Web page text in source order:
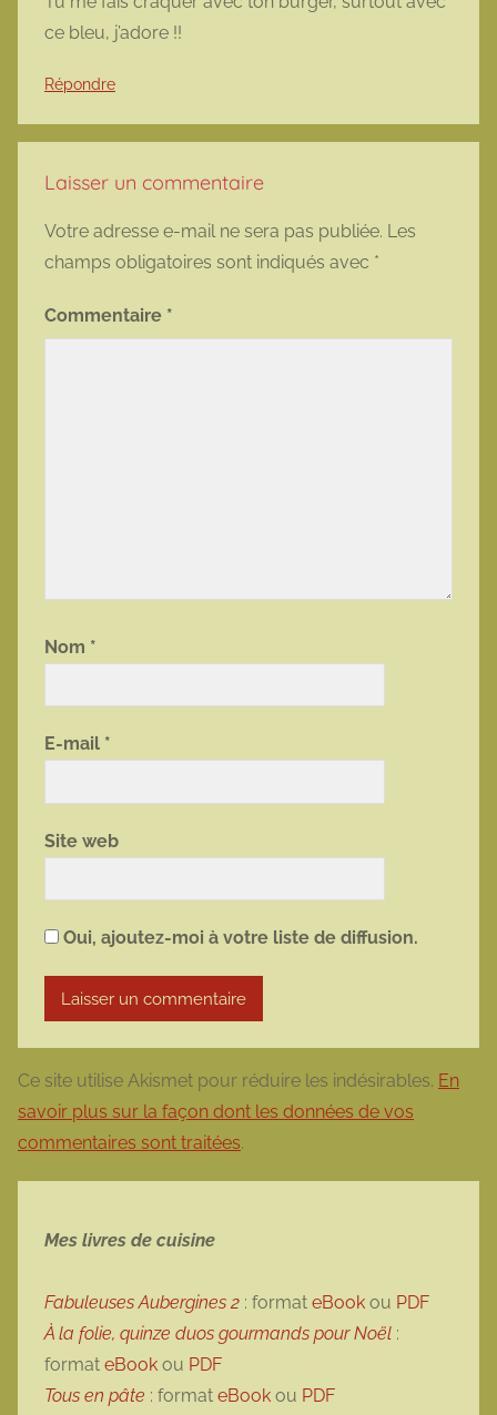
ce bleu, j’adore !!
Répondre
Laisser un commentaire
Votre adresse e-mail ne sera pas publiée. Les
champs obligatoires sont indiqués avec *
Commentaire *
Nom *
E-mail *
Site web
Oui, ajoutez-moi à votre liste de diffusion.
Ce site utilise Akismet pour réduire les indésirables. En
savoir plus sur la façon dont les données de vos
commentaires sont traitées.
Mes livres de cuisine
Fabuleuses Aubergines 2 : format eBook ou PDF
À la folie, quinze duos gourmands pour Noël :
format eBook ou PDF
Tous en pâte : format eBook ou PDF